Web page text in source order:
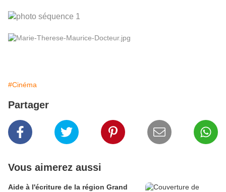
#Cinéma
Partager
Vous aimerez aussi
Aide à l'écriture de la région Grand